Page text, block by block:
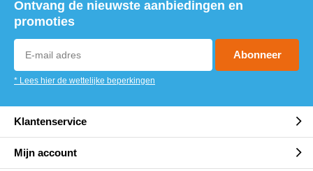
Ontvang de nieuwste aanbiedingen en
promoties
Abonneer
* Lees hier de wettelijke beperkingen
Klantenservice
Mijn account